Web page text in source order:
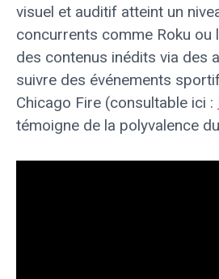
visuel et auditif atteint un
concurrents comme Roku ou
des contenus inédits via des
suivre des événements
Chicago Fire (consultable ici :
témoigne de la polyvalence